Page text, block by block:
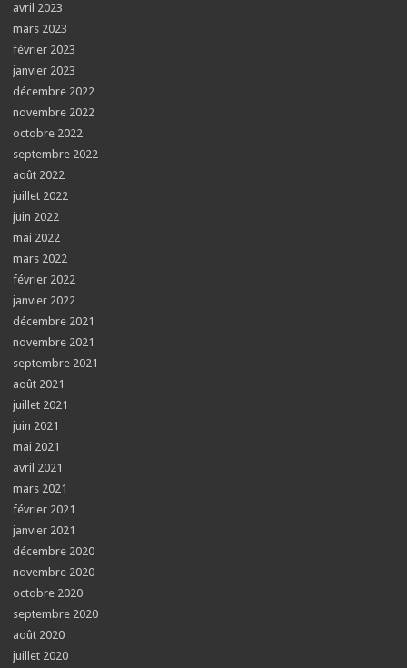
avril 2023
mars 2023
février 2023
janvier 2023
décembre 2022
novembre 2022
octobre 2022
septembre 2022
août 2022
juillet 2022
juin 2022
mai 2022
mars 2022
février 2022
janvier 2022
décembre 2021
novembre 2021
septembre 2021
août 2021
juillet 2021
juin 2021
mai 2021
avril 2021
mars 2021
février 2021
janvier 2021
décembre 2020
novembre 2020
octobre 2020
septembre 2020
août 2020
juillet 2020